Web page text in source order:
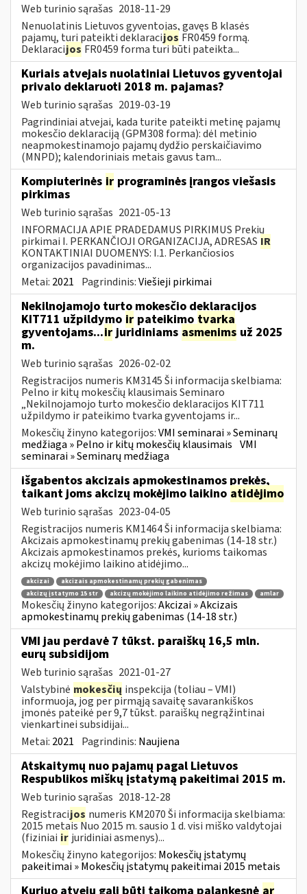
Web turinio sąrašas 2018-11-29
Nenuolatinis Lietuvos gyventojas, gavęs B klasės
pajamų, turi pateikti deklaracijos FR0459 formą.
Deklaracijos FR0459 forma turi būti pateikta...
Kuriais atvejais nuolatiniai Lietuvos gyventojai
privalo deklaruoti 2018 m. pajamas?
Web turinio sąrašas 2019-03-19
Pagrindiniai atvejai, kada turite pateikti metinę pajamų
mokesčio deklaraciją (GPM308 forma): dėl metinio
neapmokestinamojo pajamų dydžio perskaičiavimo
(MNPD); kalendoriniais metais gavus tam...
Kompiuterinės ir programinės įrangos viešasis
pirkimas
Web turinio sąrašas 2021-05-13
INFORMACIJA APIE PRADEDAMUS PIRKIMUS Prekių
pirkimai I. PERKANČIOJI ORGANIZACIJA, ADRESAS IR
KONTAKTINIAI DUOMENYS: I.1. Perkančiosios
organizacijos pavadinimas...
Metai: 2021 Pagrindinis:Viešieji pirkimai
Nekilnojamojo turto mokesčio deklaracijos
KIT711 užpildymo ir pateikimo tvarka
gyventojams...irjuridiniams asmenims už 2025
m.
Web turinio sąrašas 2026-02-02
Registracijos numeris KM3145 Ši informacija skelbiama:
Pelno ir kitų mokesčių klausimais Seminaro
„Nekilnojamojo turto mokesčio deklaracijos KIT711
užpildymo ir pateikimo tvarka gyventojams ir...
Mokesčių žinyno kategorijos:VMI seminarai » Seminarų
medžiaga » Pelno ir kitų mokesčių klausimais VMI
seminarai » Seminarų medžiaga
išgabentos akcizais apmokestinamos prekės,
taikant joms akcizų mokėjimo laikino atidėjimo
Web turinio sąrašas 2023-04-05
Registracijos numeris KM1464 Ši informacija skelbiama:
Akcizais apmokestinamų prekių gabenimas (14-18 str.)
Akcizais apmokestinamos prekės, kurioms taikomas
akcizų mokėjimo laikino atidėjimo...
akcizai
akcizais apmokestinamų prekių gabenimas
akcizų įstatymo 15 str
akcizų mokėjimo laikino atidėjimo režimas amlar
Mokesčių žinyno kategorijos:Akcizai » Akcizais
apmokestinamų prekių gabenimas (14-18 str.)
VMI jau perdavė 7 tūkst. paraiškų 16,5 mln.
eurų subsidijom
Web turinio sąrašas 2021-01-27
Valstybinė mokesčių inspekcija (toliau – VMI)
informuoja, jog per pirmąją savaitę savarankiškos
įmonės pateikė per 9,7 tūkst. paraiškų negrąžintinai
vienkartinei subsidijai...
Metai: 2021 Pagrindinis: Naujiena
Atskaitymų nuo pajamų pagal Lietuvos
Respublikos miškų įstatymą pakeitimai 2015 m.
Web turinio sąrašas 2018-12-28
Registracijos numeris KM2070 Ši informacija skelbiama:
2015 metais Nuo 2015 m. sausio 1 d. visi miško valdytojai
(fiziniai ir juridiniai asmenys)...
Mokesčių žinyno kategorijos: Mokesčių įstatymų
pakeitimai » Mokesčių įstatymų pakeitimai 2015 metais
Kuriuo atveju gali būti taikoma palankesnė ar